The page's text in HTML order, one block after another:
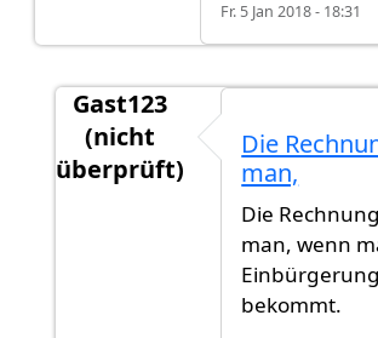
Fr. 5 Jan 2018 - 18:31
Gast123
(nicht
überprüft)
Glückwunsch!
Die
man,
Die
man, wenn
bekommt.